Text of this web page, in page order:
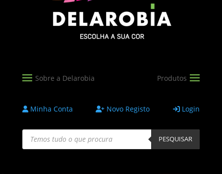
Minha Conta Novo Registo Login
Products
search PESQUISAR